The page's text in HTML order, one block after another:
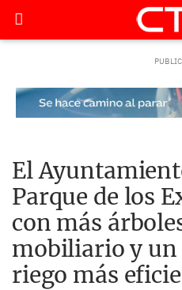
El
Parque de los
con más
mobiliario y un
riego más